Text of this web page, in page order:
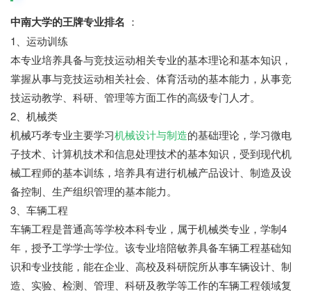
中南大学的王牌专业排名 ：
1、运动训练
本专业培养具备与竞技运动相关专业的基本理论和基本知识，
掌握从事与竞技运动相关社会、体育活动的基本能力，从事竞
技运动教学、科研、管理等方面工作的高级专门人才。
2、机械类
机械巧孝专业主要学习机械设计与制造的基础理论，学习微电
子技术、计算机技术和信息处理技术的基本知识，受到现代机
械工程师的基本训练，培养具有进行机械产品设计、制造及设
备控制、生产组织管理的基本能力。
3、车辆工程
车辆工程是普通高等学校本科专业，属于机械类专业，学制4
年，授予工学学士学位。该专业培陪敏养具备车辆工程基础知
识和专业技能，能在企业、高校及科研院所从事车辆设计、制
造、实验、检测、管理、科研及教学等工作的车辆工程领域复